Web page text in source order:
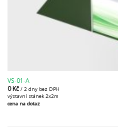
VS-01-A
0Kč / 2 dny bez DPH
výstavní stánek 2x2m
cena na dotaz